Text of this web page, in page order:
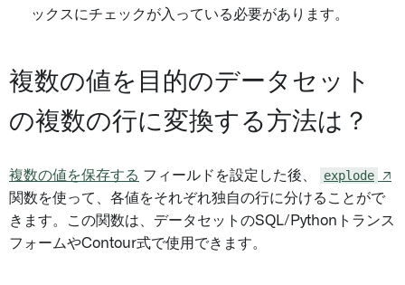
ックスにチェックが入っている必要があります。
複数の値を目的のデータセット
の複数の行に変換する方法は？
複数の値を保存する フィールドを設定した後、 explode
↗
関数を使って、各値をそれぞれ独自の行に分けることがで
きます。この関数は、データセットのSQL/Pythonトランス
フォームやContour式で使用できます。